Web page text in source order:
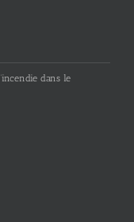
dans le